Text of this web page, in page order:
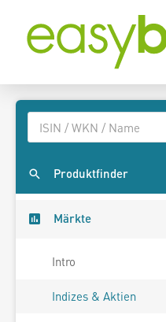
Produktfinder
Märkte
Intro
Indizes & Aktien